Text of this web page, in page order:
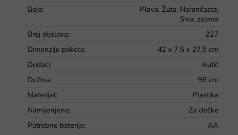
Boja:
Plava, Žuta, Narančasta,
Siva, zelena
Broj dijelova:
227
Dimenzije paketa:
42 x 7,5 x 27,5 cm
Dodaci:
Autić
Dužina:
96 cm
Materijal:
Plastika
Namijenjeno:
Za dečke
Potrebne baterije:
AA